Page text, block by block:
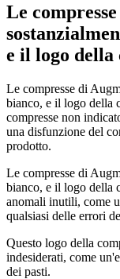
Le
e il logo della
Le compresse di
bianco, e il logo della
compresse non
una disfunzione del
prodotto.
Le compresse di
bianco, e il logo della
anomali inutili, come
qualsiasi delle errori
Questo logo della
indesiderati, come
dei pasti.